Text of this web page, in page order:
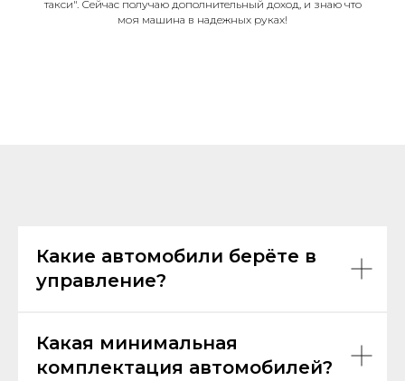
такси". Сейчас получаю дополнительный доход, и знаю что
моя машина в надежных руках!
Какие автомобили берёте в
управление?
Какая минимальная
комплектация автомобилей?
Политика конфиденциальности